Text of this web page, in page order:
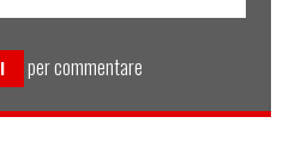
per commentare